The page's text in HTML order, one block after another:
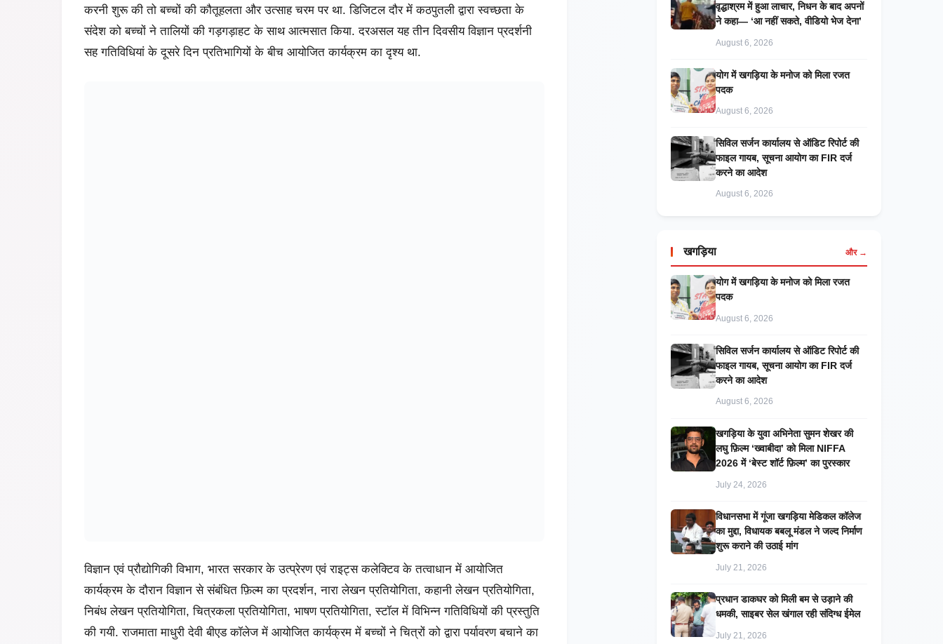
करनी शुरू की तो बच्चों की कौतूहलता और उत्साह चरम पर था. डिजिटल दौर में कठपुतली द्वारा स्वच्छता के
संदेश को बच्चों ने तालियों की गड़गड़ाहट के साथ आत्मसात किया. दरअसल यह तीन दिवसीय विज्ञान प्रदर्शनी
सह गतिविधियां के दूसरे दिन प्रतिभागियों के बीच आयोजित कार्यक्रम का दृश्य था.
विज्ञान एवं प्रौद्योगिकी विभाग, भारत सरकार के उत्प्रेरण एवं राइट्स कलेक्टिव के तत्वाधान में आयोजित
कार्यक्रम के दौरान विज्ञान से संबंधित फ़िल्म का प्रदर्शन, नारा लेखन प्रतियोगिता, कहानी लेखन प्रतियोगिता,
निबंध लेखन प्रतियोगिता, चित्रकला प्रतियोगिता, भाषण प्रतियोगिता, स्टॉल में विभिन्न गतिविधियों की प्रस्तुति
की गयी. राजमाता माधुरी देवी बीएड कॉलेज में आयोजित कार्यक्रम में बच्चों ने चित्रों को द्वारा पर्यावरण बचाने का
वृद्धाश्रम में हुआ लाचार, निधन के बाद अपनों
ने कहा— ‘आ नहीं सकते, वीडियो भेज देना’
August 6, 2026
​योग में खगड़िया के मनोज को मिला रजत
पदक
August 6, 2026
सिविल सर्जन कार्यालय से ऑडिट रिपोर्ट की
फाइल गायब, सूचना आयोग का FIR दर्ज
करने का आदेश
August 6, 2026
खगड़िया और →
​योग में खगड़िया के मनोज को मिला रजत
पदक
August 6, 2026
सिविल सर्जन कार्यालय से ऑडिट रिपोर्ट की
फाइल गायब, सूचना आयोग का FIR दर्ज
करने का आदेश
August 6, 2026
खगड़िया के युवा अभिनेता सुमन शेखर की
लघु फ़िल्म ‘ख्वाबीदा’ को मिला NIFFA
2026 में ‘बेस्ट शॉर्ट फ़िल्म’ का पुरस्कार
July 24, 2026
विधानसभा में गूंजा खगड़िया मेडिकल कॉलेज
का मुद्दा, विधायक बबलू मंडल ने जल्द निर्माण
शुरू कराने की उठाई मांग
July 21, 2026
प्रधान डाकघर को मिली बम से उड़ाने की
धमकी, साइबर सेल खंगाल रही संदिग्ध ईमेल
July 21, 2026